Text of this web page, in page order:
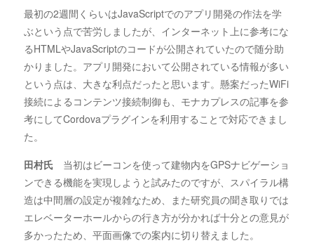
最初の2週間くらいはJavaScriptでのアプリ開発の作法を学
ぶという点で苦労しましたが、インターネット上に参考にな
るHTMLやJavaScriptのコードが公開されていたので随分助
かりました。アプリ開発において公開されている情報が多い
という点は、大きな利点だったと思います。懸案だったWiFi
接続によるコンテンツ接続制御も、モナカプレスの記事を参
考にしてCordovaプラグインを利用することで対応できまし
た。
田村氏 当初はビーコンを使って建物内をGPSナビゲーショ
ンできる機能を実現しようと試みたのですが、スパイラル構
造は中間層の設定が複雑なため、また研究員の聞き取りでは
エレベーターホールからの行き方が分かれば十分との意見が
多かったため、平面画像での案内に切り替えました。